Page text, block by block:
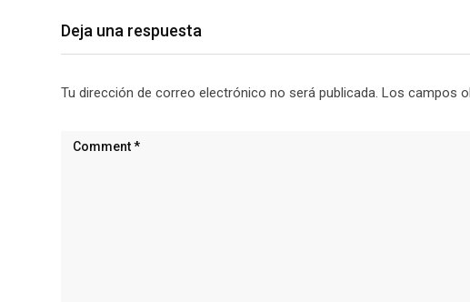
Deja una respuesta
Tu dirección de correo electrónico no será publicada. Los campos